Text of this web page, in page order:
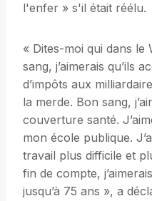
l'enfer » s'il était réélu.
« Dites-moi qui dans le
sang, j’aimerais qu’ils
d’impôts aux
la merde. Bon sang,
couverture santé.
mon école publique.
travail plus difficile et
fin de compte,
jusqu’à 75 ans », a